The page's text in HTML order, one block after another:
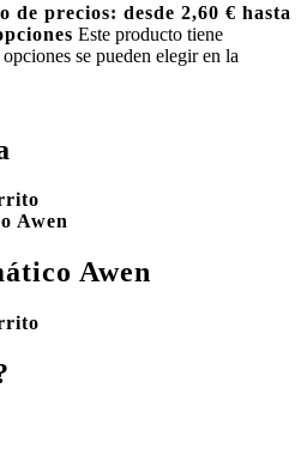
de precios: desde 2,60 € hasta
Este producto tiene
se pueden elegir en la
Awen